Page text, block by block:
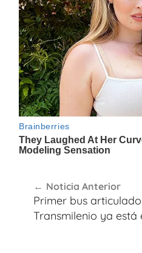
de
entradas
Noticia Anterior
Primer bus
Transmilenio ya está